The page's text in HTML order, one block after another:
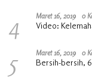
4 Maret 16, 2019 0
Video:
5 Maret 16, 2019 0
Bersih-bersih,